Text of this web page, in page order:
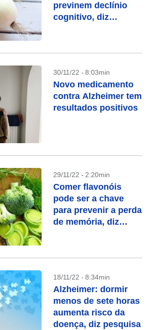
previnem declínio
cognitivo, diz
30/11/22 - 8:03min
Novo medicamento
contra Alzheimer tem
resultados positivos
29/11/22 - 2:20min
Comer flavonóis
pode ser a chave
para prevenir a perda
de memória, diz
18/11/22 - 8:34min
Alzheimer: dormir
menos de sete horas
aumenta risco da
doença, diz pesquisa